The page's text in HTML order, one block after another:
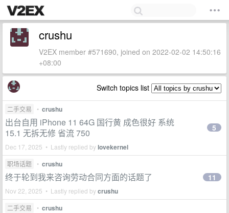
crushu
V2EX member #571690, joined on 2022-02-02 14:50:16
+08:00
Switch topics list
二手交易 • crushu
出台自用 iPhone 11 64G 国行黄 成色很好 系统
15.1 无拆无修 省流 750
Dec 17, 2025 • Lastly replied bylovekernel
5
职场话题 • crushu
终于轮到我来咨询劳动合同方面的话题了
Nov 22, 2025 • Lastly replied bycrushu
11
二手交易 • crushu